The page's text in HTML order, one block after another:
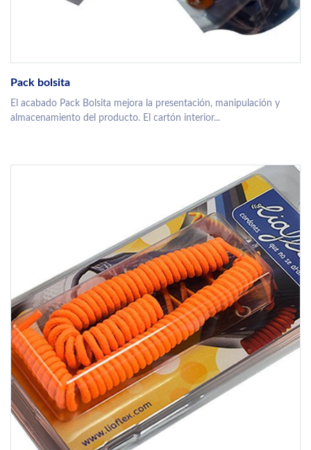
Pack bolsita
El acabado Pack Bolsita mejora la presentación, manipulación y
almacenamiento del producto. El cartón interior...